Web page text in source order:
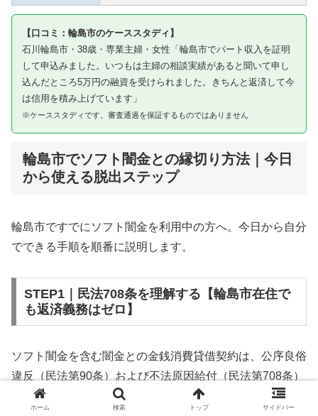
【口コミ：輪島市のケーススタディ】
石川輪島市・38歳・専業主婦・女性「輪島市でパート収入を証明
して申込みました。いつもは主婦の相談実績があると聞いて申し
込んだところ5万円の融資を受けられました。きちんと返済して今
は信用を積み上げています」
※ケーススタディです。審査通過を保証するものではありません
輪島市でソフト闇金との縁切り方法｜今日
から使える脱出ステップ
輪島市ですでにソフト闇金を利用中の方へ。今日から自分
でできる手順を順番に説明します。
STEP1｜民法708条を理解する【輪島市在住で
も返済義務はゼロ】
ソフト闇金を含む闇金との金銭消費貸借契約は、公序良俗
違反（民法第90条）および不法原因給付（民法第708条）
に該当するため、法的には無効です。輪島市在住であって
ホーム 検索 トップ サイドバー